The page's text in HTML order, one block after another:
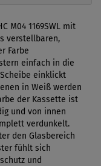
M04 1169SWL mit
verstellbaren,
Farbe
einfach in die
einklickt
in Weiß werden
der Kassette ist
und von innen
verdunkelt.
den Glasbereich
fühlt sich
und